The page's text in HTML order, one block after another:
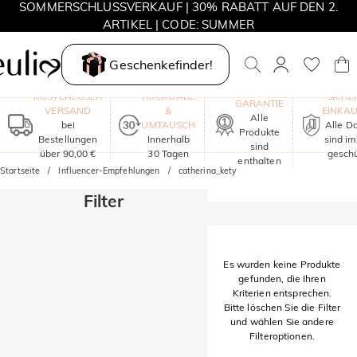
SOMMERSCHLUSSVERKAUF | 30% RABATT AUF DEN 2.
ARTIKEL | CODE: SUMMER
MOVE MY WAY | 3 KAUFEN, HALSKETTE GRATIS
Geschenkefinder!
KOSTENLOSER
VERSAND
bei
Bestellungen
über 90,00 €
RÜCKGABE
&
UMTAUSCH
Innerhalb
30 Tagen
GARANTIE
Alle
Produkte
sind
enthalten
Alle
sind
Startseite Influencer-Empfehlungen catherina_kety
Filter
Es wurden keine Produkte
gefunden, die Ihren
Kriterien entsprechen.
Bitte löschen Sie die Filter
und wählen Sie andere
Filteroptionen.